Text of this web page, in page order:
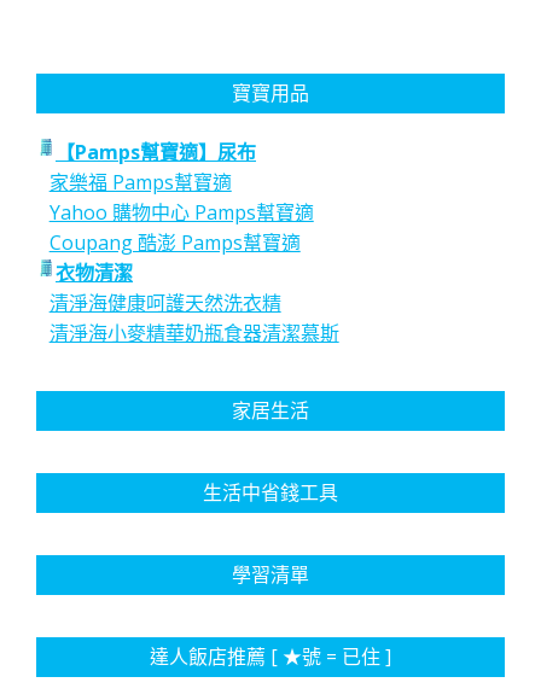
寶寶用品
【Pamps幫寶適】尿布
家樂福 Pamps幫寶適
Yahoo 購物中心 Pamps幫寶適
Coupang 酷澎 Pamps幫寶適
衣物清潔
清淨海健康呵護天然洗衣精
清淨海小麥精華奶瓶食器清潔慕斯
家居生活
生活中省錢工具
學習清單
達人飯店推薦 [ ★號 = 已住 ]